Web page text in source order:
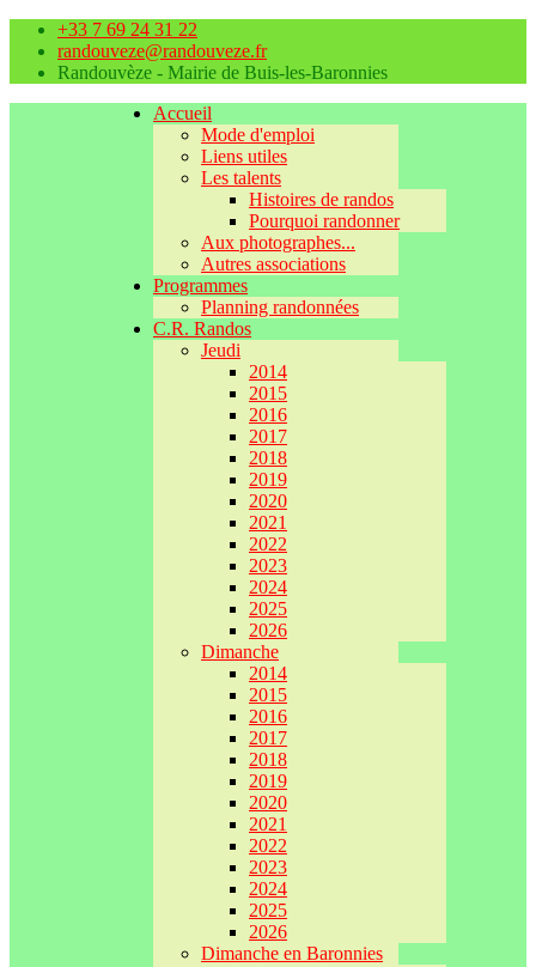
+33 7 69 24 31 22
randouveze@randouveze.fr
Randouvèze - Mairie de Buis-les-Baronnies
Accueil
Mode d'emploi
Liens utiles
Les talents
Histoires de randos
Pourquoi randonner
Aux photographes...
Autres associations
Programmes
Planning randonnées
C.R. Randos
Jeudi
2014
2015
2016
2017
2018
2019
2020
2021
2022
2023
2024
2025
2026
Dimanche
2014
2015
2016
2017
2018
2019
2020
2021
2022
2023
2024
2025
2026
Dimanche en Baronnies